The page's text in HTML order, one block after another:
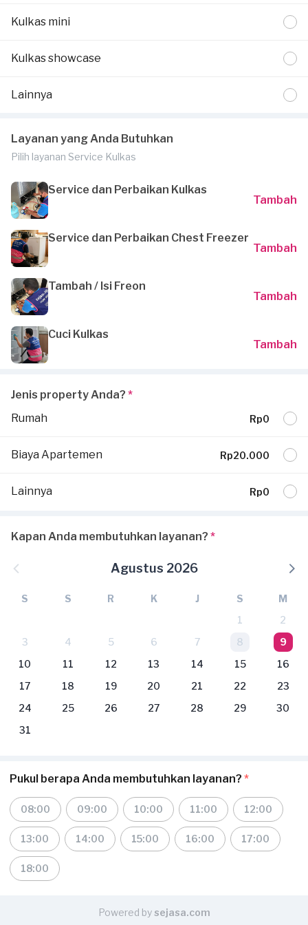
Kulkas mini
Kulkas showcase
Lainnya
Layanan yang Anda Butuhkan
Pilih layanan Service Kulkas
Service dan Perbaikan Kulkas
Tambah
Service dan Perbaikan Chest Freezer
Tambah
Tambah / Isi Freon
Tambah
Cuci Kulkas
Tambah
Jenis property Anda? *
Rumah
Rp0
Biaya Apartemen Rp20.000
Lainnya Rp0
Kapan Anda membutuhkan layanan? *
Agustus 2026
S S R K J S
M
1
2
3
4 5 6 7 8
9
10
11 12 13 14 15
16
17
18 19 20 21 22
23
24
25 26 27 28 29
30
31
Pukul berapa Anda membutuhkan layanan? *
08:00 09:00 10:00 11:00 12:00
13:00 14:00 15:00 16:00 17:00
18:00
Powered bysejasa.com